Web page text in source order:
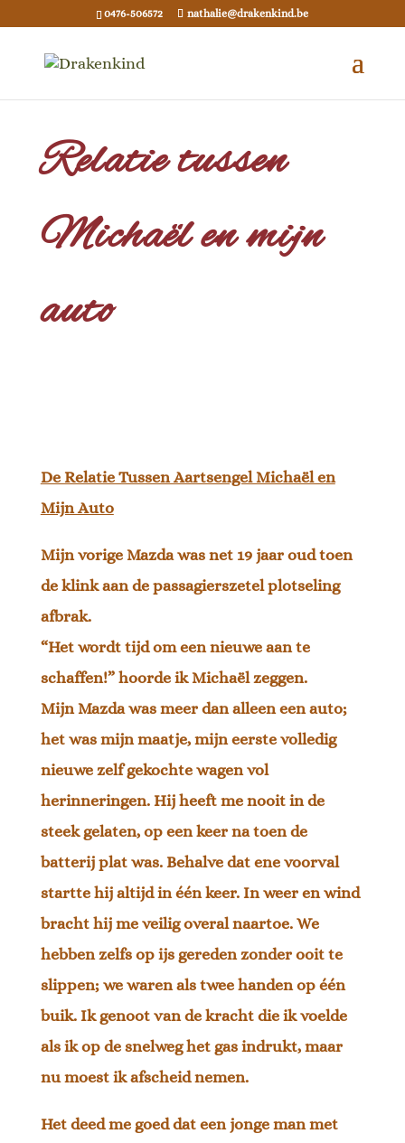
0476-506572 nathalie@drakenkind.be
Relatie tussen
Michaël en mijn
auto
De Relatie Tussen Aartsengel Michaël en
Mijn Auto
Mijn vorige Mazda was net 19 jaar oud toen
de klink aan de passagierszetel plotseling
afbrak.
“Het wordt tijd om een nieuwe aan te
schaffen!” hoorde ik Michaël zeggen.
Mijn Mazda was meer dan alleen een auto;
het was mijn maatje, mijn eerste volledig
nieuwe zelf gekochte wagen vol
herinneringen. Hij heeft me nooit in de
steek gelaten, op een keer na toen de
batterij plat was. Behalve dat ene voorval
startte hij altijd in één keer. In weer en wind
bracht hij me veilig overal naartoe. We
hebben zelfs op ijs gereden zonder ooit te
slippen; we waren als twee handen op één
buik. Ik genoot van de kracht die ik voelde
als ik op de snelweg het gas indrukt, maar
nu moest ik afscheid nemen.
Het deed me goed dat een jonge man met